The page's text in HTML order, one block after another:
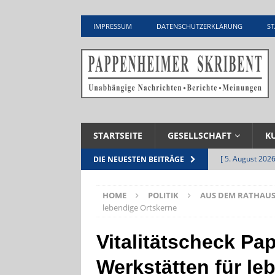
IMPRESSUM DATENSCHUTZERKLÄRUNG
STARTSEITE GESELLSCHAFT
DIE NEUESTEN BEITRÄGE [ 5. August
[ 4. August 2026
[ 4. August
ankommen
HOME POLITIK AUS DEM RATHAUS
lebendige Ortskerne
Vitalitätscheck
Werkstätten für